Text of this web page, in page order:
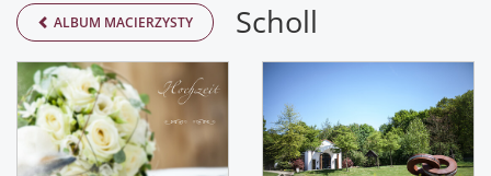
ALBUM MACIERZYSTY Scholl